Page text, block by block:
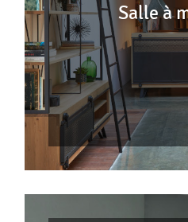
Salle à